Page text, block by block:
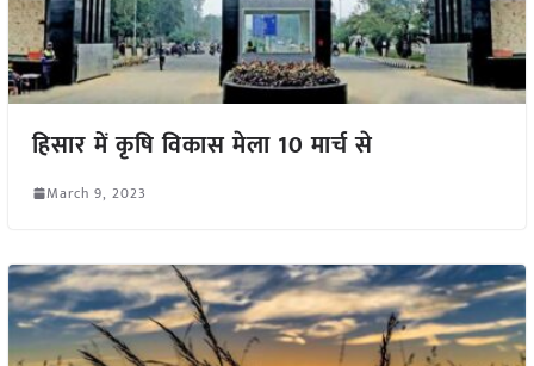
हिसार में कृषि विकास मेला 10 मार्च से
March 9, 2023